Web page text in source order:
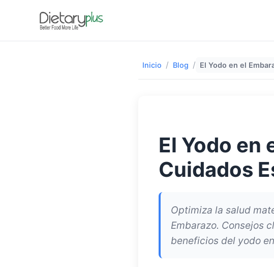
Inicio / Blog / El Yodo en el
El Yodo en
Cuidados
Optimiza la salud
Embarazo. Consejos
beneficios del yodo